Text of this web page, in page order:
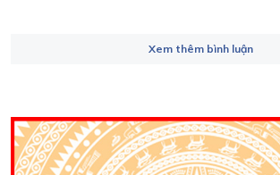
Xem thêm bình luận